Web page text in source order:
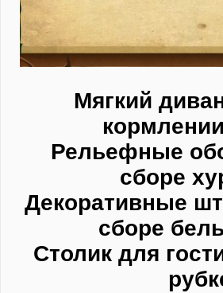
Мягкий
Рельефные
сборе
Декоративные
сборе
Столик для